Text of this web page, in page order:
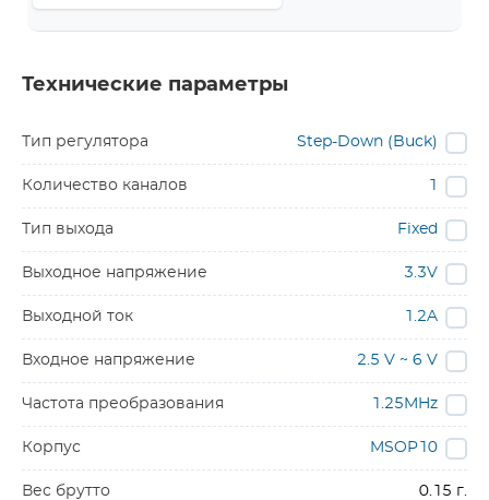
Технические параметры
Тип регулятора Step-Down (Buck)
Количество каналов
Тип выхода Fixed
Выходное напряжение 3.3V
Выходной ток 1.2A
Входное напряжение 2.5 V ~ 6 V
Частота преобразования 1.25MHz
Корпус MSOP10
Вес брутто 0.15 г.